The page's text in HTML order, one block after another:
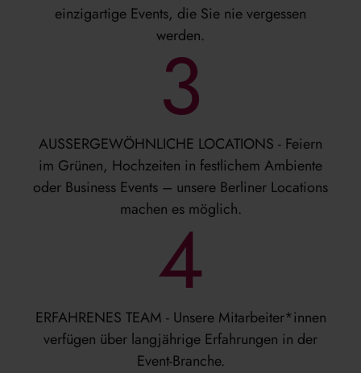
einzigartige Events, die Sie nie vergessen
werden.
3
AUSSERGEWÖHNLICHE LOCATIONS - Feiern
im Grünen, Hochzeiten in festlichem Ambiente
oder Business Events – unsere Berliner Locations
machen es möglich.
4
ERFAHRENES TEAM - Unsere Mitarbeiter*innen
verfügen über langjährige Erfahrungen in der
Event-Branche.